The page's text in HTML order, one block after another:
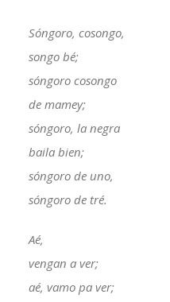
Sóngoro, cosongo,
songo bé;
sóngoro cosongo
de mamey;
sóngoro, la negra
baila bien;
sóngoro de uno,
sóngoro de tré.
Aé,
vengan a ver;
aé, vamo pa ver;